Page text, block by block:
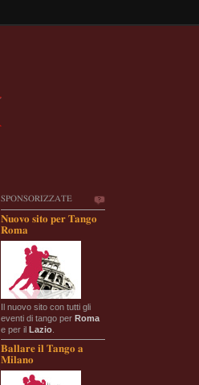
SPONSORIZZATE
Nuovo sito per Tango
Roma
Il nuovo sito con tutti gli
eventi di tango per Roma
e per il Lazio
Ballare il Tango a
Milano